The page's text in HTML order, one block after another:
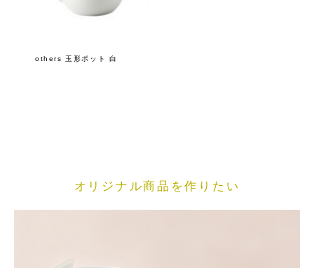
others 玉形ポット 白
オリジナル商品を作りたい